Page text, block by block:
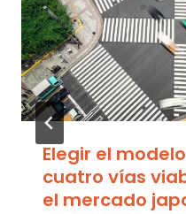
Elegir el
cuatro vías
el mercado